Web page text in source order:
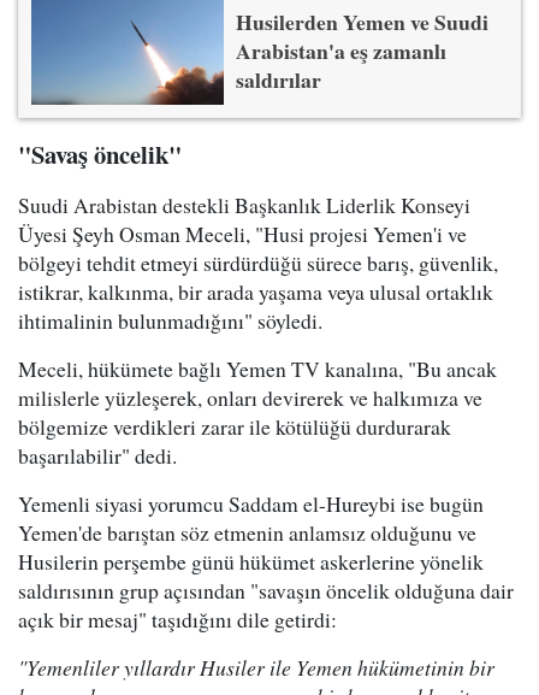
Husilerden Yemen ve Suudi
Arabistan'a eş zamanlı
saldırılar
"Savaş öncelik"
Suudi Arabistan destekli Başkanlık Liderlik Konseyi
Üyesi Şeyh Osman Meceli, "Husi projesi Yemen'i ve
bölgeyi tehdit etmeyi sürdürdüğü sürece barış, güvenlik,
istikrar, kalkınma, bir arada yaşama veya ulusal ortaklık
ihtimalinin bulunmadığını" söyledi.
Meceli, hükümete bağlı Yemen TV kanalına, "Bu ancak
milislerle yüzleşerek, onları devirerek ve halkımıza ve
bölgemize verdikleri zarar ile kötülüğü durdurarak
başarılabilir" dedi.
Yemenli siyasi yorumcu Saddam el-Hureybi ise bugün
Yemen'de barıştan söz etmenin anlamsız olduğunu ve
Husilerin perşembe günü hükümet askerlerine yönelik
saldırısının grup açısından "savaşın öncelik olduğuna dair
açık bir mesaj" taşıdığını dile getirdi:
"Yemenliler yıllardır Husiler ile Yemen hükümetinin bir